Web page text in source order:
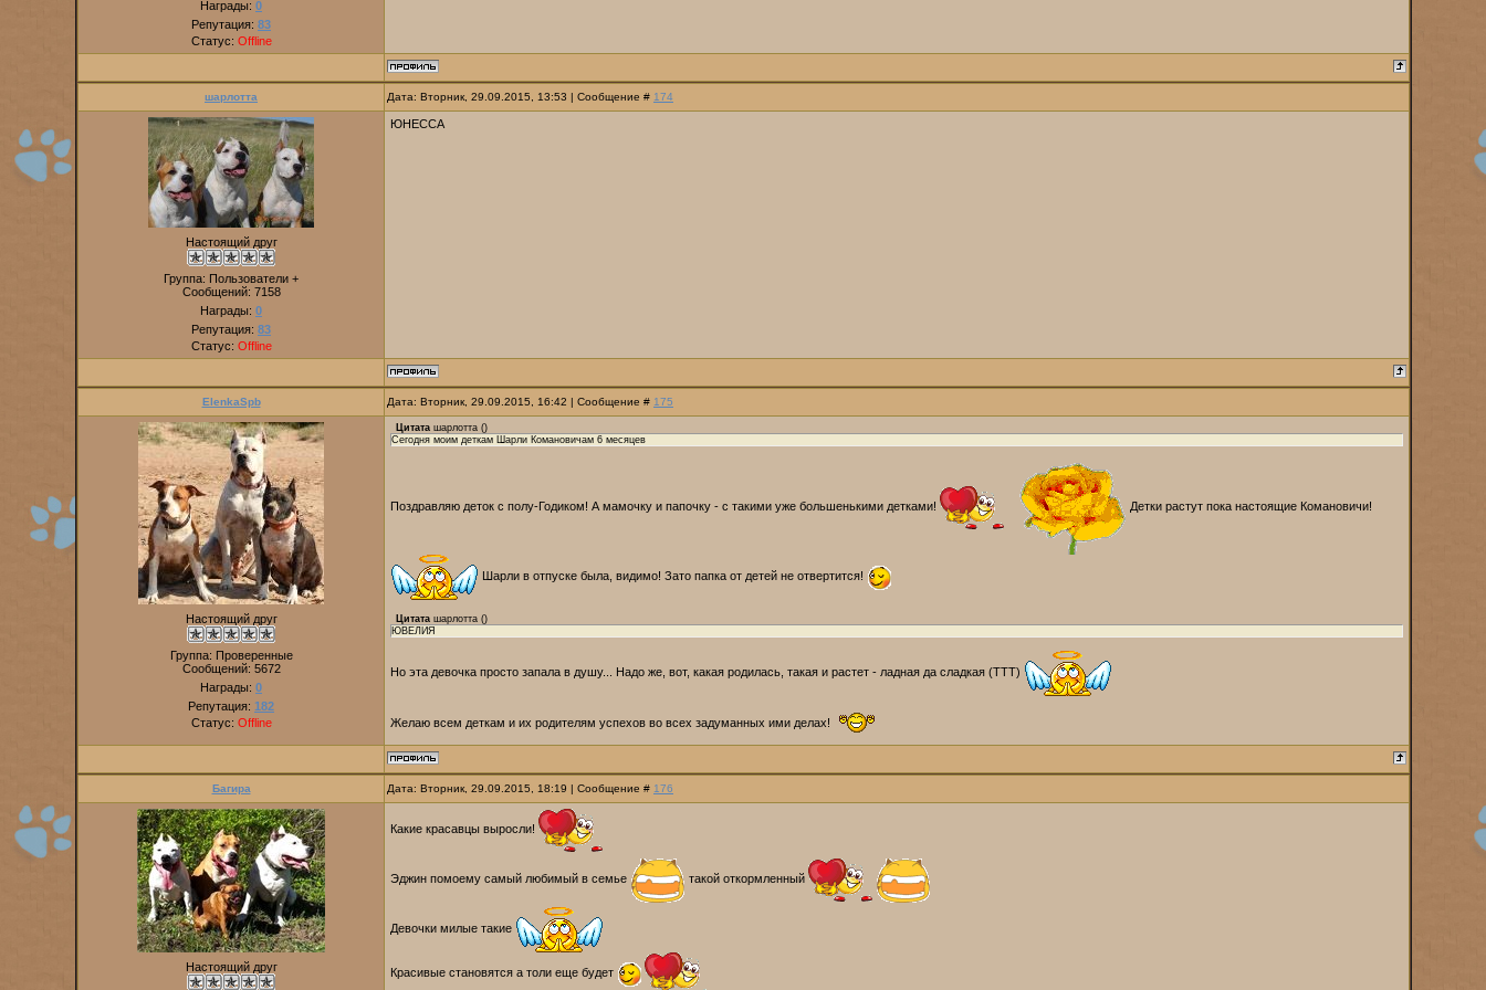
Награды: 0
Репутация: 83
Статус: Offline
шарлотта Дата: Вторник, 29.09.2015, 13:53 | Сообщение # 174
Настоящий друг
Группа: Пользователи +
Сообщений: 7158
Награды: 0
Репутация: 83
Статус: Offline
ЮНЕССА
ElenkaSpb Дата: Вторник, 29.09.2015, 16:42 | Сообщение # 175
Настоящий друг
Группа: Проверенные
Сообщений: 5672
Награды: 0
Репутация: 182
Статус: Offline
Цитата шарлотта ()
Сегодня моим деткам Шарли Комановичам 6 месяцев
Поздравляю деток с полу-Годиком! А мамочку и папочку - с такими уже большенькими детками! Детки растут пока настоящие Комановичи!
Шарли в отпуске была, видимо! Зато папка от детей не отвертится!
Цитата шарлотта ()
ЮВЕЛИЯ
Но эта девочка просто запала в душу... Надо же, вот, какая родилась, такая и растет - ладная да сладкая (ТТТ)
Желаю всем деткам и их родителям успехов во всех задуманных ими делах!
Багира Дата: Вторник, 29.09.2015, 18:19 | Сообщение # 176
Настоящий друг
Какие красавцы выросли!
Эджин помоему самый любимый в семье такой откормленный
Девочки милые такие
Красивые становятся а толи еще будет